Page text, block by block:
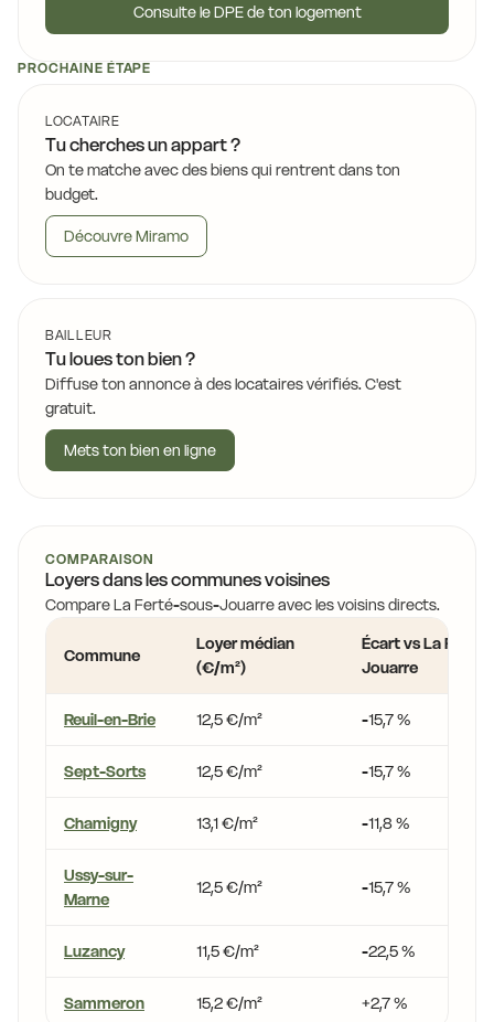
Consulte le DPE de ton logement
PROCHAINE ÉTAPE
LOCATAIRE
Tu cherches un appart ?
On te matche avec des biens qui rentrent dans ton
budget.
Découvre Miramo
BAILLEUR
Tu loues ton bien ?
Diffuse ton annonce à des locataires vérifiés. C'est
gratuit.
Mets ton bien en ligne
COMPARAISON
Loyers dans les communes voisines
Compare La Ferté-sous-Jouarre avec les voisins directs.
Commune
Loyer médian
(€/m²)
Écart vs La
Jouarre
Reuil-en-Brie 12,5 €/m² -15,7 %
Sept-Sorts 12,5 €/m² -15,7 %
Chamigny 13,1 €/m² -11,8 %
Ussy-sur-
Marne
12,5 €/m² -15,7 %
Luzancy 11,5 €/m² -22,5 %
Sammeron 15,2 €/m² +2,7 %